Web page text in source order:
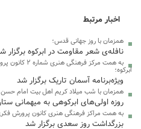
اخبار مرتبط
همزمان با روز جهانی قدس؛
نافله‌ی شعر مقاومت در ابرکوه برگزار
به همت مرکز
ابرکوه؛
ویژه‌برنامه آسمان تاریک برگزار شد
همزمان با شب میلاد کریم اهل بیت امام
روزه اولی‌های ابرکوهی به میهمانی
به همت مراکز فرهنگی هنری کانون پرورش
بزرگداشت روز سعدی برگزار شد